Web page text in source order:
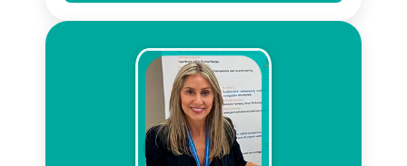
como coordenadora temática da áreaTransport
Planning and Management do XXII PANAM. Tem
experiência na área de Planejamento e
Modelagem da Demanda por Transportes,
Mobilidade e COVID-19.